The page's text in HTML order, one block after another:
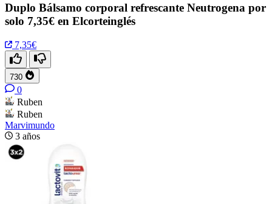
Duplo Bálsamo corporal refrescante Neutrogena por
solo 7,35€ en Elcorteinglés
7,35€
730
0
Ruben
Ruben
Marvimundo
3 años